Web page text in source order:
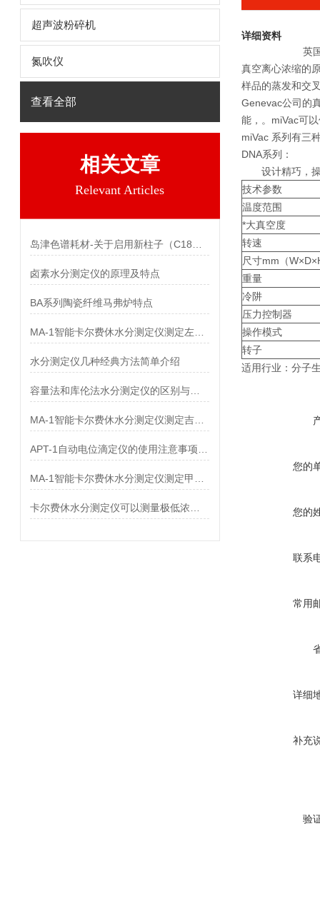
超声波粉碎机
氮吹仪
查看全部
相关文章
Relevant Articles
卤素水分测定仪的原理及特点
BA系列陶瓷纤维马弗炉特点
水分测定仪几种经典方法简单介绍
详细资料
英
真空离心浓缩的
样品的蒸发和交
Genevac公司的
能，。miVac可
miVac 系列有三
DNA系列：
设计精巧，操
技术参数
温度范围
*大真空度
转速
尺寸mm（
重量
冷阱
压力控制器
操作模式
转子
适用行业： 分子
您的
您的
联系
常用
详细
补充
验